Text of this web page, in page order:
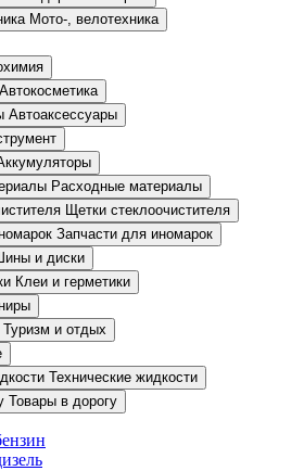
Мото-, велотехника
Автокосметика
Автоаксессуары
Расходные материалы
Щетки стеклоочистителя
Запчасти для иномарок
Шины и диски
Клеи и герметики
Туризм и отдых
Технические жидкости
Товары в дорогу